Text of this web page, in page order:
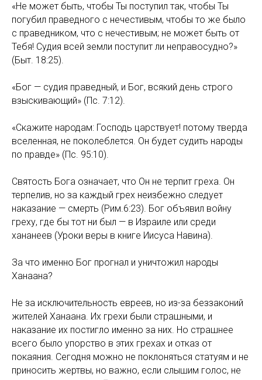
«Не может быть, чтобы Ты поступил так, чтобы Ты
погубил праведного с нечестивым, чтобы то же было
с праведником, что с нечестивым; не может быть от
Тебя! Судия всей земли поступит ли неправосудно?»
(Быт. 18:25).
«Бог — судия праведный, и Бог, всякий день строго
взыскивающий» (Пс. 7:12).
«Скажите народам: Господь царствует! потому тверда
вселенная, не поколеблется. Он будет судить народы
по правде» (Пс. 95:10).
Святость Бога означает, что Он не терпит греха. Он
терпелив, но за каждый грех неизбежно следует
наказание — смерть (Рим.6:23). Бог объявил войну
греху, где бы тот ни был — в Израиле или среди
хананеев (Уроки веры в книге Иисуса Навина).
За что именно Бог прогнал и уничтожил народы
Ханаана?
Не за исключительность евреев, но из-за беззаконий
жителей Ханаана. Их грехи были страшными, и
наказание их постигло именно за них. Но страшнее
всего было упорство в этих грехах и отказ от
покаяния. Сегодня можно не поклоняться статуям и не
приносить жертвы, но важно, если слышим голос, не